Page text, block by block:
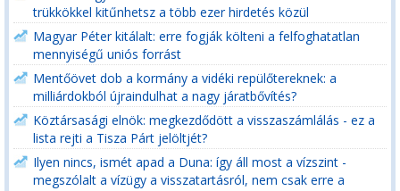
trükkökkel kitűnhetsz a több ezer hirdetés közül
Magyar Péter kitálalt: erre fogják költeni a felfoghatatlan
mennyiségű uniós forrást
Mentőövet dob a kormány a vidéki repülőtereknek: a
milliárdokból újraindulhat a nagy járatbővítés?
Köztársasági elnök: megkezdődött a visszaszámlálás - ez a
lista rejti a Tisza Párt jelöltjét?
Ilyen nincs, ismét apad a Duna: így áll most a vízszint -
megszólalt a vízügy a visszatartásról, nem csak erre a